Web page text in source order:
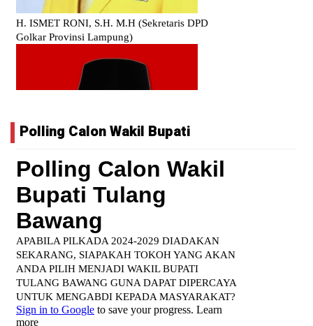
Polling Calon Wakil Bupati